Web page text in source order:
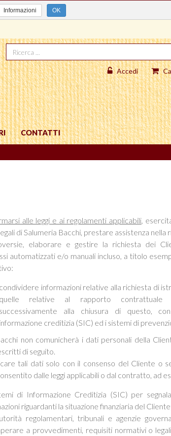
Accedi
CONTATTI
alle leggi e ai regolamenti applicabili ,
di Salumeria Bacchi, prestare assistenza nella
elaborare e gestire la richiesta dei
automatizzati e/o manuali incluso, a titolo
condividere informazioni relative alla richiesta di
quelle relative al rapporto contrattuale
successivamente alla chiusura di questo,
informazione creditizia (SIC) ed i sistemi di
non comunicherà i dati personali della
di seguito.
tali dati solo con il consenso del Cliente o
dalle leggi applicabili o dal contratto, ad
di Informazione Creditizia (SIC) per
riguardanti la situazione finanziaria del
regolamentari, tribunali e agenzie
a provvedimenti, requisiti normativi o
Informazioni OK